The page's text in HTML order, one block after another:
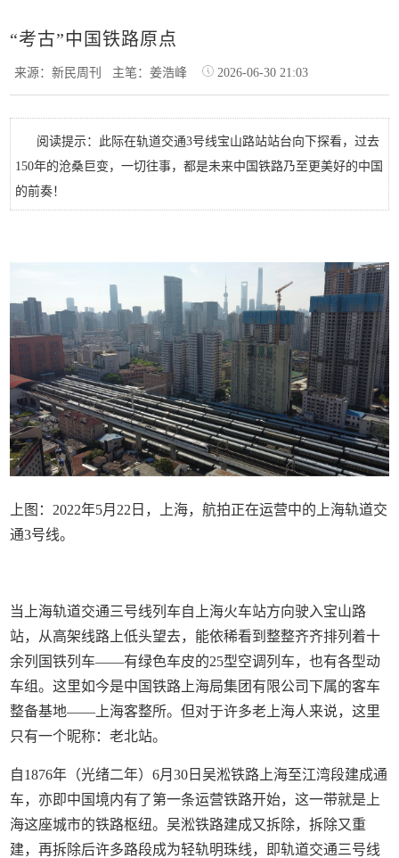
“考古”中国铁路原点
来源：新民周刊 主笔：姜浩峰 2026-06-30 21:03
阅读提示：此际在轨道交通3号线宝山路站站台向下探看，过去
150年的沧桑巨变，一切往事，都是未来中国铁路乃至更美好的中国
的前奏！
上图：2022年5月22日，上海，航拍正在运营中的上海轨道交
通3号线。
当上海轨道交通三号线列车自上海火车站方向驶入宝山路
站，从高架线路上低头望去，能依稀看到整整齐齐排列着十
余列国铁列车——有绿色车皮的25型空调列车，也有各型动
车组。这里如今是中国铁路上海局集团有限公司下属的客车
整备基地——上海客整所。但对于许多老上海人来说，这里
只有一个昵称：老北站。
自1876年（光绪二年）6月30日吴淞铁路上海至江湾段建成通
车，亦即中国境内有了第一条运营铁路开始，这一带就是上
海这座城市的铁路枢纽。吴淞铁路建成又拆除，拆除又重
建，再拆除后许多路段成为轻轨明珠线，即轨道交通三号线